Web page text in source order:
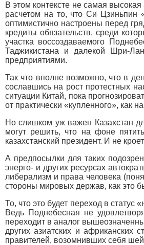
В этом контексте не самая
расчетом на то, что Си Цзиньпин
оптимистично настроены перед
кредиты обязательств, среди
участка воссоздаваемого
Таджикистана и далекой Шри-
предприятиями.
Так что вполне возможно, что в
сославшись на рост протестных
ситуации Китай, пока
от практически «купленного», как
Но слишком уж важен Казахстан
могут решить, что на фоне
казахстанский президент. И не
А предпосылки для таких
энерго- и других ресурсах
либерализм и права человека
стороны мировых держав, как это
То, что это будет переход в
Ведь Поднебесная не
переходит в аналог
других азиатских и африканских
правителей, возомнивших себя